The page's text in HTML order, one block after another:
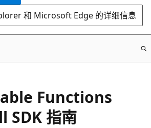
和 Microsoft Edge 的详细信息
Functions
SDK 指南